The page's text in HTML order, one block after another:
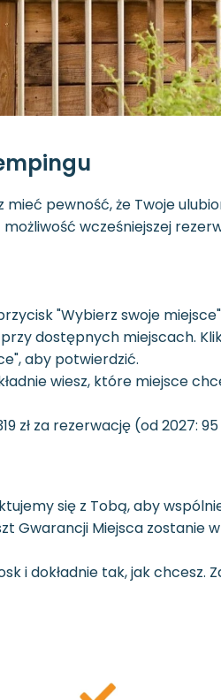
pewność, że Twoje
możliwość wcześniejszej
"Wybierz swoje
dostępnych miejscach.
aby potwierdzić.
wiesz, które miejsce
zł za rezerwację (od 2027:
się z Tobą, aby
Miejsca zostanie w
i dokładnie tak, jak chcesz.